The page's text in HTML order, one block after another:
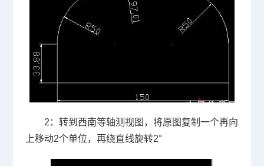
2 ：转到西南等轴测视图，将原图复制一个再向
上移动2个单位，再绕直线旋转2°